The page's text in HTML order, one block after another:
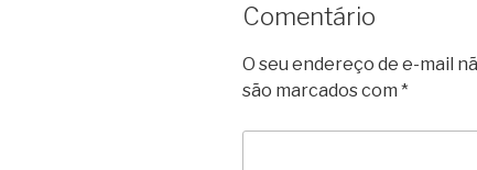
Comentário
O seu endereço de e-mail
são marcados com *